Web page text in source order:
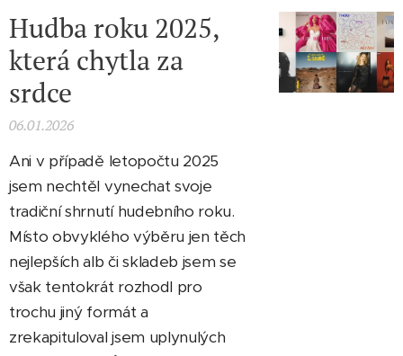
Hudba roku 2025,
která chytla za
srdce
06.01.2026
Ani v případě letopočtu 2025
jsem nechtěl vynechat svoje
tradiční shrnutí hudebního roku.
Místo obvyklého výběru jen těch
nejlepších alb či skladeb jsem se
však tentokrát rozhodl pro
trochu jiný formát a
zrekapituloval jsem uplynulých